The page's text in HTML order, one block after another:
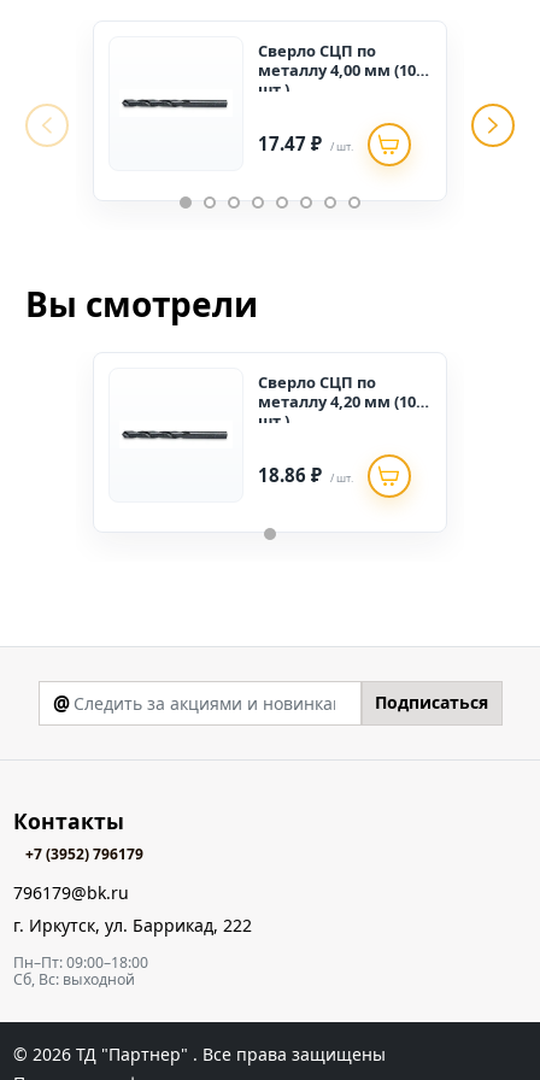
Сверло СЦП по
металлу 4,00 мм (10
шт.)
17.47 ₽ / шт.
Вы смотрели
Сверло СЦП по
металлу 4,20 мм (10
шт.)
18.86 ₽ / шт.
@ Подписаться
Контакты
+7 (3952) 796179
796179@bk.ru
г. Иркутск, ул. Баррикад, 222
Пн–Пт: 09:00–18:00
Сб, Вс: выходной
© 2026 ТД "Партнер" . Все права защищены